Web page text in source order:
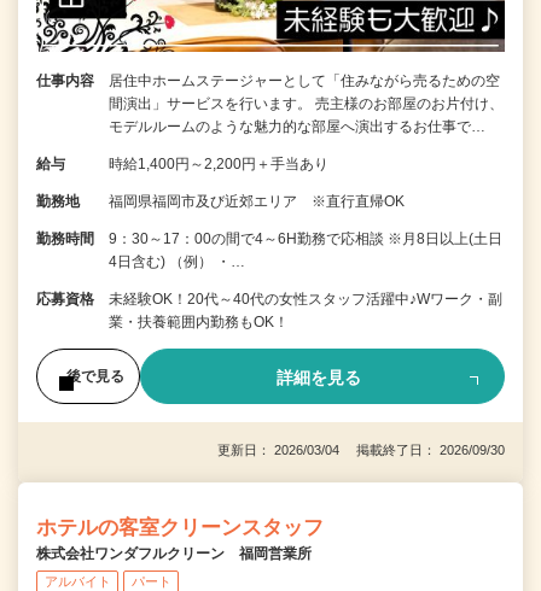
仕事内容
居住中ホームステージャーとして「住みながら売るための空
間演出」サービスを行います。 売主様のお部屋のお片付け、
モデルルームのような魅力的な部屋へ演出するお仕事で…
給与 時給1,400円～2,200円＋手当あり
勤務地 福岡県福岡市及び近郊エリア ※直行直帰OK
勤務時間
9：30～17：00の間で4～6H勤務で応相談 ※月8日以上(土日
4日含む) （例） ・…
応募資格
未経験OK！20代～40代の女性スタッフ活躍中♪Wワーク・副
業・扶養範囲内勤務もOK！
後で見る 詳細を見る
更新日： 2026/03/04 掲載終了日： 2026/09/30
ホテルの客室クリーンスタッフ
株式会社ワンダフルクリーン 福岡営業所
アルバイト パート